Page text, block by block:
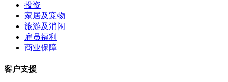
投资
家居及宠物
旅游及消闲
雇员福利
商业保障
客户支援